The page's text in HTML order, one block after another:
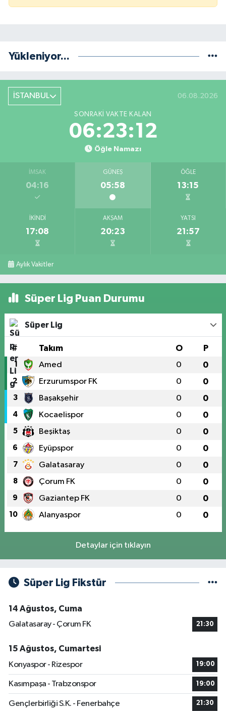
Yükleniyor...
İSTANBUL 06.08.2026
SONRAKI VAKTE KALAN
06:23:12
Öğle Namazı
İMSAK
04:16
GÜNEŞ
05:58
ÖĞLE
13:15
İKINDI
17:08
AKŞAM
20:23
YATSI
21:57
Aylık Vakitler
Süper Lig Puan Durumu
Süper Lig
# Takım O P
1 Amed 0 0
2 Erzurumspor FK 0 0
3 Başakşehir 0 0
4 Kocaelispor 0 0
5 Beşiktaş 0 0
6 Eyüpspor 0 0
7 Galatasaray 0 0
8 Çorum FK 0 0
9 Gaziantep FK 0 0
10 Alanyaspor 0 0
Detaylar için tıklayın
Süper Lig Fikstür
14 Ağustos, Cuma
Galatasaray - Çorum FK
21:30
15 Ağustos, Cumartesi
Konyaspor - Rizespor
19:00
Kasımpaşa - Trabzonspor 19:00
Gençlerbirliği S.K. - Fenerbahçe 21:30